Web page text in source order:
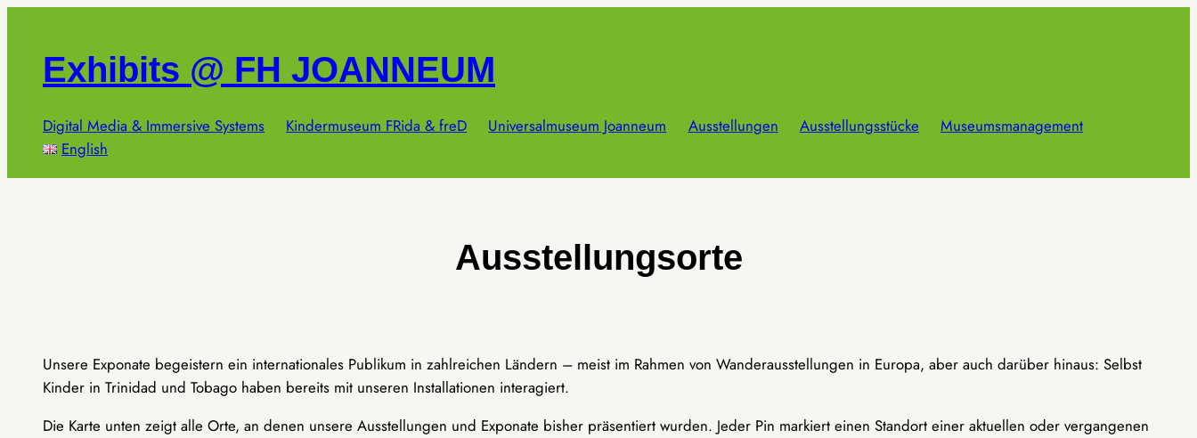
springenExhibits @ FH JOANNEUM
Digital Media & Immersive Systems Kindermuseum FRida & freD Universalmuseum Joanneum Ausstellungen Ausstellungsstücke
Museumsmanagement
English
Ausstellungsorte
Unsere Exponate begeistern ein internationales Publikum in zahlreichen Ländern – meist im Rahmen von Wanderausstellungen in Europa, aber auch darüber hinaus: Selbst
Kinder in Trinidad und Tobago haben bereits mit unseren Installationen interagiert.
Die Karte unten zeigt alle Orte, an denen unsere Ausstellungen und Exponate bisher präsentiert wurden. Jeder Pin markiert einen Standort einer aktuellen oder vergangenen